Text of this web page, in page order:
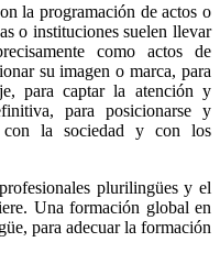
la programación de actos o
o instituciones suelen llevar
como actos de
su imagen o marca, para
para captar la atención y
para posicionarse y
con la sociedad y con los
plurilingües y el
Una formación global en
para adecuar la formación